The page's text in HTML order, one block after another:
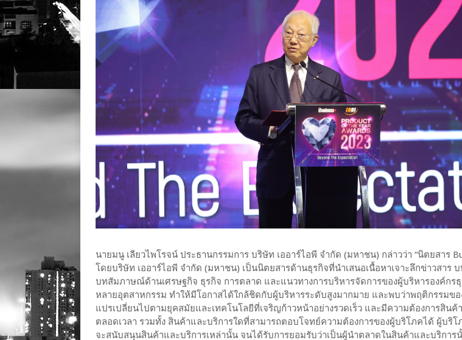
นายมนู เลียวไพโรจน์ ประธานกรรมการ บริษัท เออาร์ไอพี จำกัด (มหาชน) กล่าวว่า “นิตยสาร
โดยบริษัท เออาร์ไอพี จำกัด (มหาชน) เป็นนิตยสารด้านธุรกิจที่นำเสนอเนื้อหาเจาะลึกข่าวสาร บ
บทสัมภาษณ์ด้านเศรษฐกิจ ธุรกิจ การตลาด และแนวทางการบริหารจัดการของผู้บริหารองค์กร
หลายอุตสาหกรรม ทำให้มีโอกาสได้ใกล้ชิดกับผู้บริหารระดับสูงมากมาย และพบว่าพฤติกรรมข
แปรเปลี่ยนไปตามยุคสมัยและเทคโนโลยีที่เจริญก้าวหน้าอย่างรวดเร็ว และมีความต้องการสินค้
ตลอดเวลา รวมทั้ง สินค้าและบริการใดที่สามารถตอบโจทย์ความต้องการของผู้บริโภคได้ ผู้บริ
จะสนับสนุนสินค้าและบริการเหล่านั้น จนได้รับการยอมรับว่าเป็นผู้นำตลาดในสินค้าและบริการ